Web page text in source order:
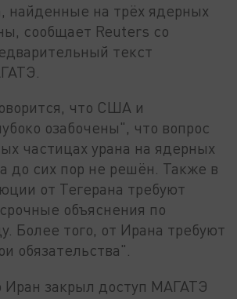
найденные на трёх ядерных
сообщает Reuters со
текст
что США и
озабочены", что вопрос
частицах урана на ядерных
до сих пор не решён. Также в
от Тегерана требуют
объяснения по
Более того, от Ирана требуют
обязательства".
Иран закрыл доступ МАГАТЭ